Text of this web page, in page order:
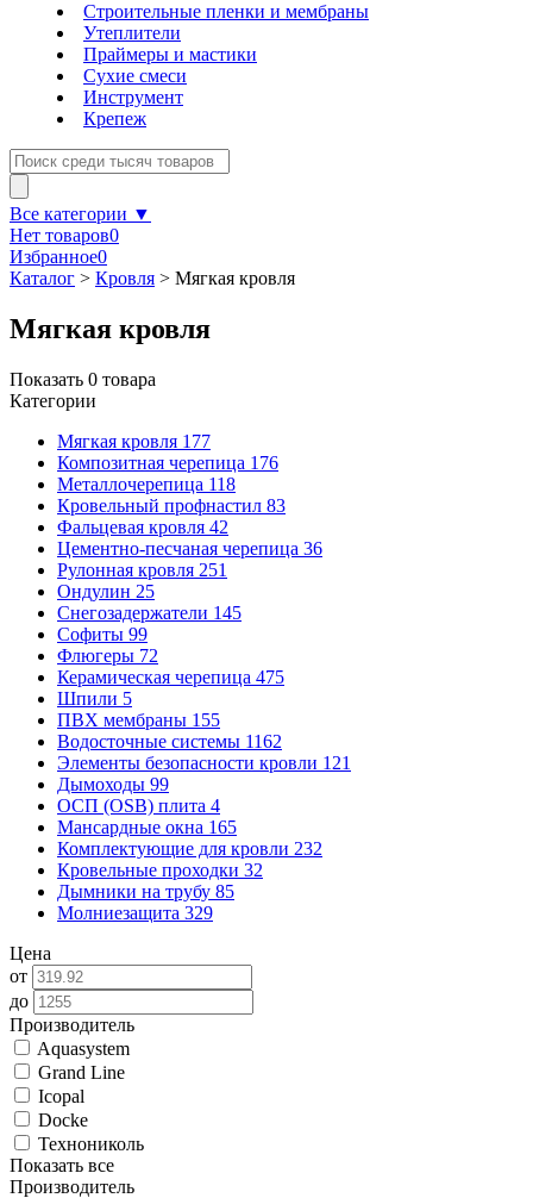
Строительные пленки и мембраны
Утеплители
Праймеры и мастики
Сухие смеси
Инструмент
Крепеж
Все категории ▼
Нет товаров0
Избранное0
Каталог > Кровля > Мягкая кровля
Мягкая кровля
Показать 0 товара
Категории
Мягкая кровля 177
Композитная черепица 176
Металлочерепица 118
Кровельный профнастил 83
Фальцевая кровля 42
Цементно-песчаная черепица 36
Рулонная кровля 251
Ондулин 25
Снегозадержатели 145
Софиты 99
Флюгеры 72
Керамическая черепица 475
Шпили 5
ПВХ мембраны 155
Водосточные системы 1162
Элементы безопасности кровли 121
Дымоходы 99
ОСП (OSB) плита 4
Мансардные окна 165
Комплектующие для кровли 232
Кровельные проходки 32
Дымники на трубу 85
Молниезащита 329
Цена
от
до
Производитель
Aquasystem
Grand Line
Icopal
Docke
Технониколь
Показать все
Производитель